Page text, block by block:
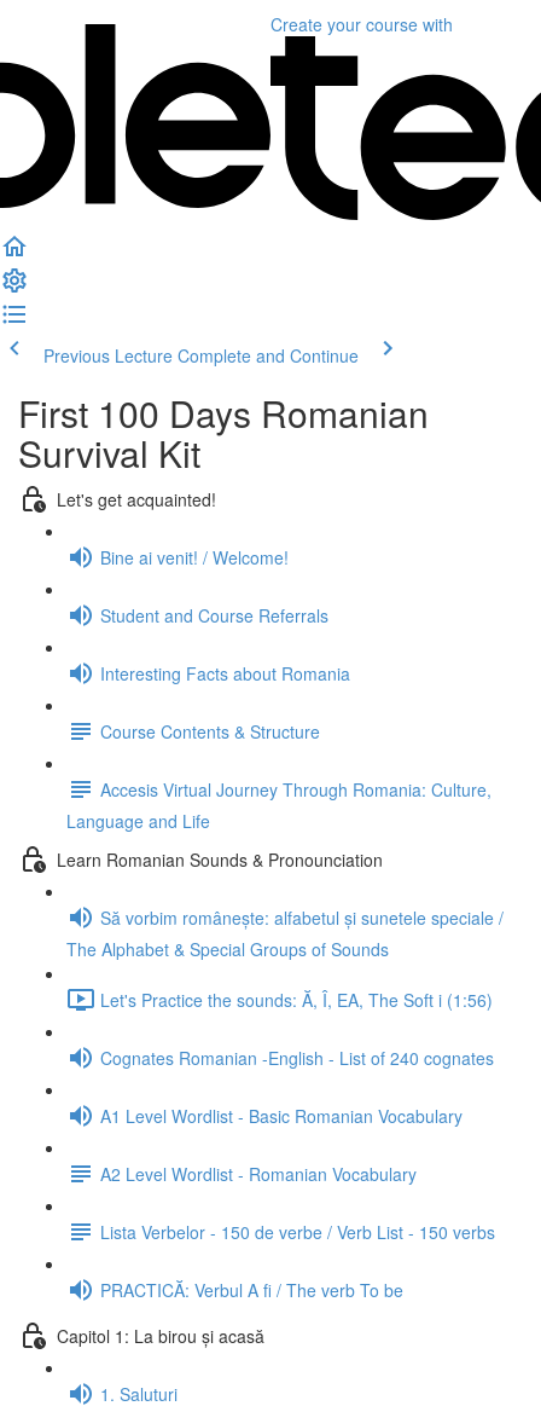
Create your course with
Previous Lecture Complete and Continue
First 100 Days Romanian
Survival Kit
Let's get acquainted!
Bine ai venit! / Welcome!
Student and Course Referrals
Interesting Facts about Romania
Course Contents & Structure
Accesis Virtual Journey Through Romania: Culture,
Language and Life
Learn Romanian Sounds & Pronounciation
Să vorbim românește: alfabetul și sunetele speciale /
The Alphabet & Special Groups of Sounds
Let's Practice the sounds: Ă, Î, EA, The Soft i (1:56)
Cognates Romanian -English - List of 240 cognates
A1 Level Wordlist - Basic Romanian Vocabulary
A2 Level Wordlist - Romanian Vocabulary
Lista Verbelor - 150 de verbe / Verb List - 150 verbs
PRACTICĂ: Verbul A fi / The verb To be
Capitol 1: La birou și acasă
1. Saluturi